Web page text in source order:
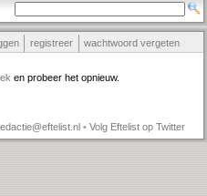
registreer wachtwoord vergeten
en probeer het opnieuw.
• Volg Eftelist op Twitter